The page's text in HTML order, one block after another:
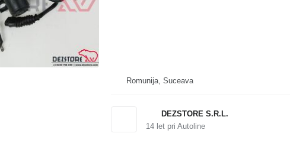
Romunija, Suceava
DEZSTORE S.R.L.
14let pri Autoline